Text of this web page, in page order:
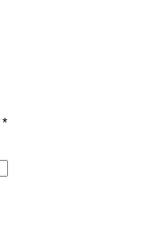
*Erforderlich